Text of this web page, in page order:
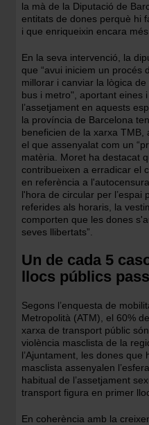
la mà de la Diputació de
entitats de dones perquè hi
i que enriqueixin encara més
En la seva intervenció, la
que “avui iniciem un procés
millorar i canviar la lògica
bus i metro", aportant eines
l’assetjament en aquests
la província de Barcelona
beneficien de la xarxa TMB,
el que assenyalat com un
matèria. Moret ha destacat
contribueixen a erradicar el
en referència a
l'hora de circular per l’espai
referides als horaris, la
comporten que les dones
seves llibertats”.
Un de cada 5
llocs públics
Segons l’enquesta de
Metropolità (ATM), el 60%
xarxa de transport públic
violència masclista de la
l’Ajuntament, les dones
masclista assenyalen
habitual de l’assetjament
transport figura en primer
En coherència amb la